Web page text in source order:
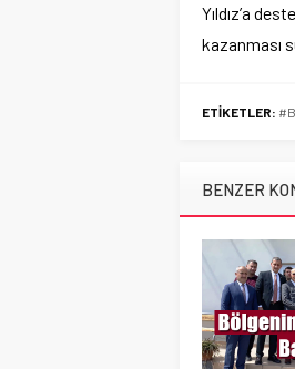
Yıldız’a
kazanması
ETİKETLER:
BENZER